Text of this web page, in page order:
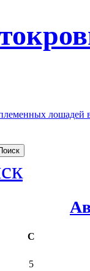
лошадей
С
5